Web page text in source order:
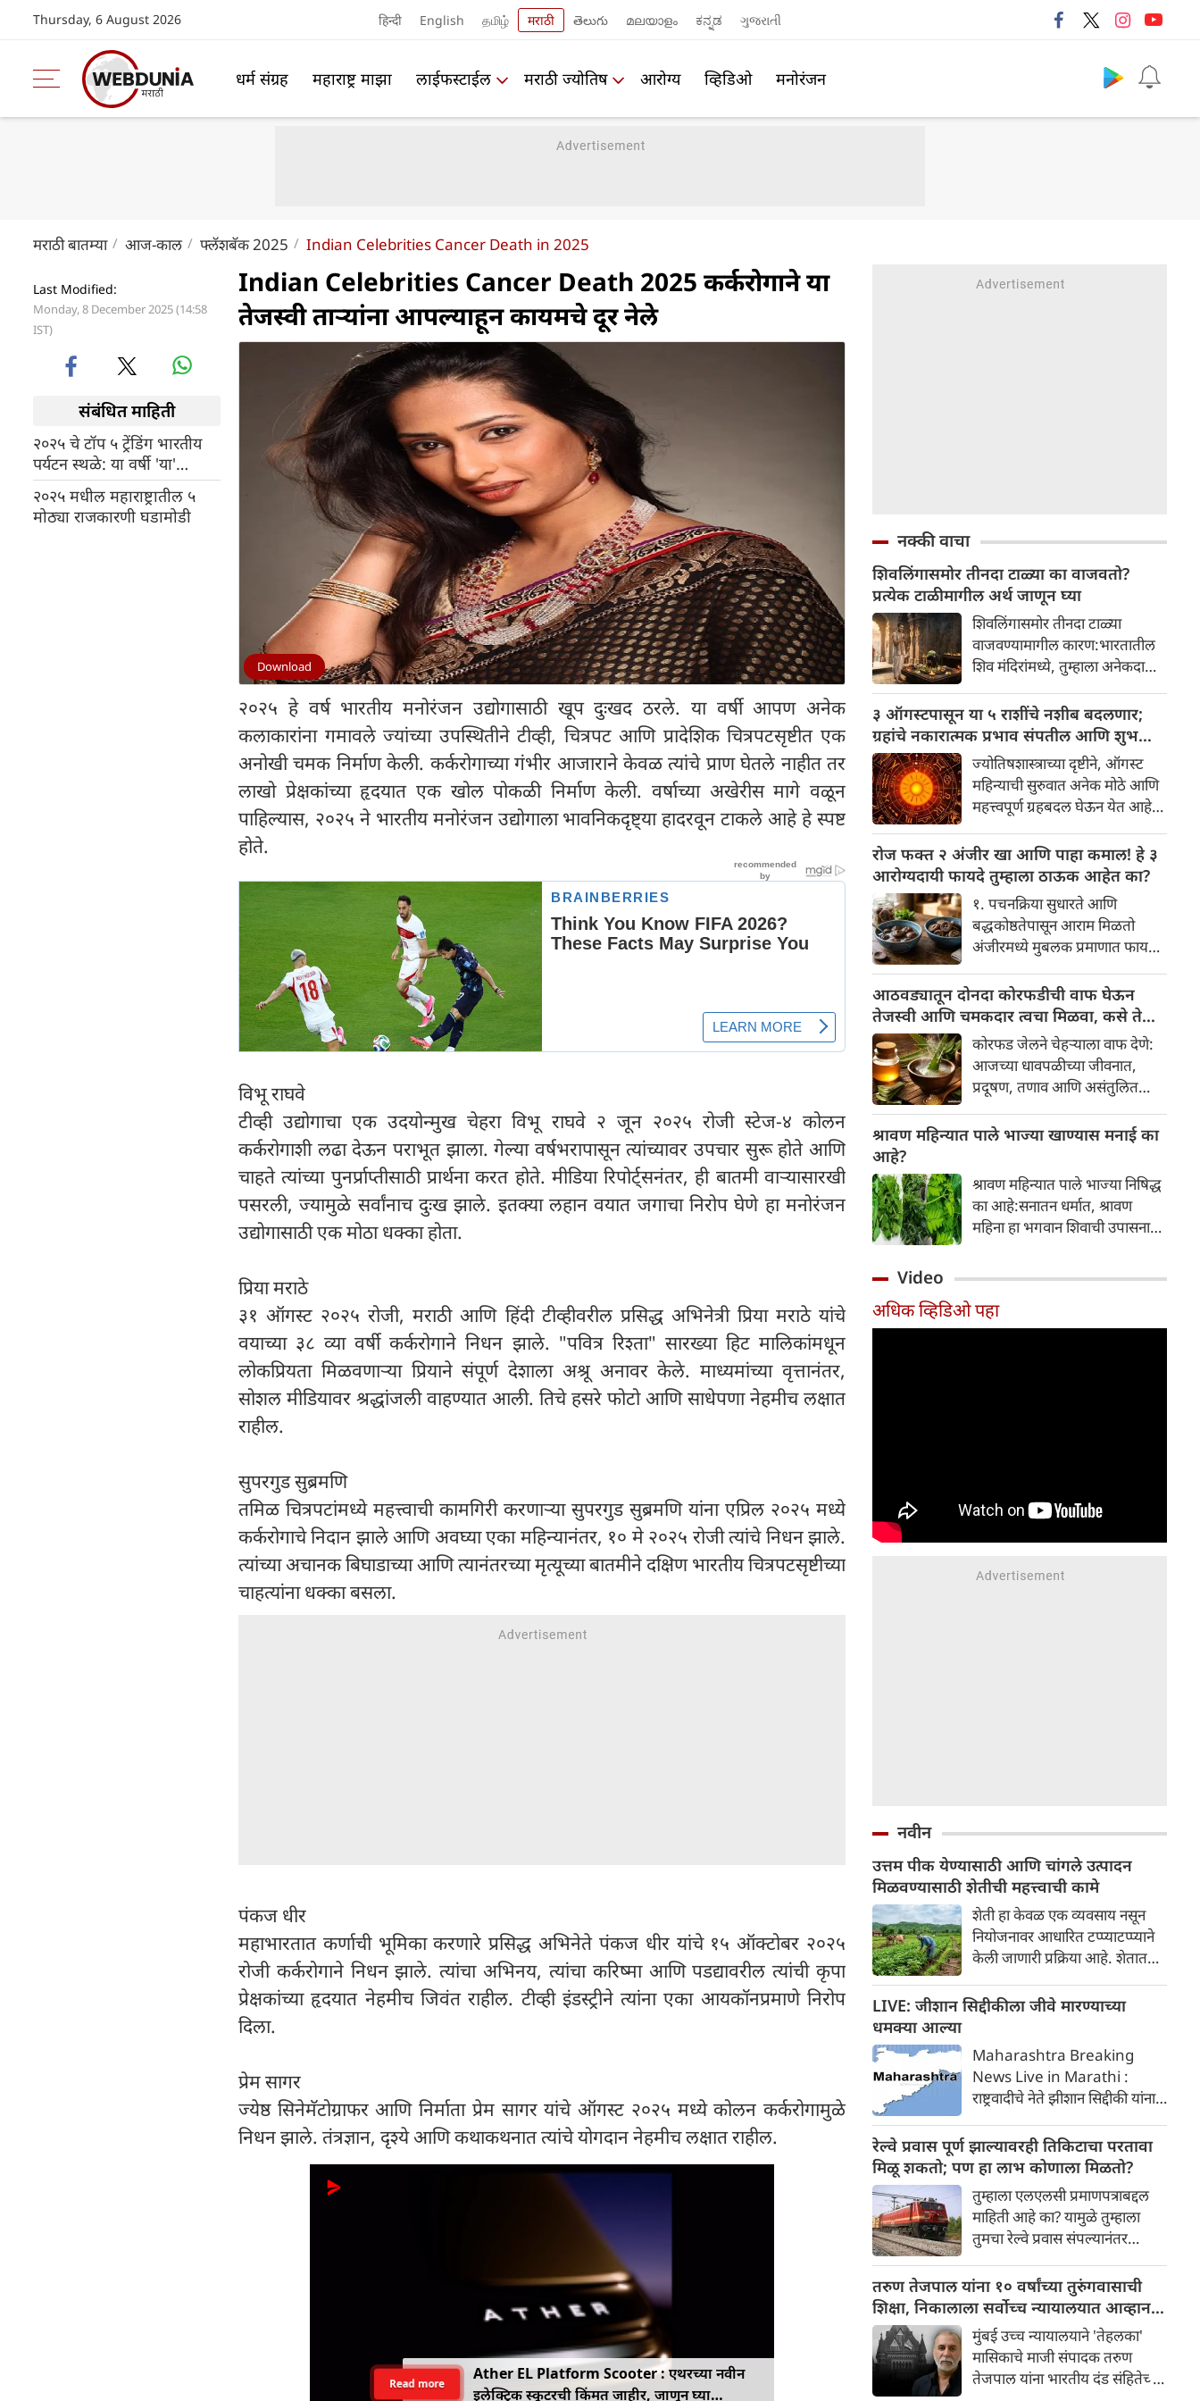
Thursday, 6 August 2026 हिन्दी English தமிழ் मराठी తెలుగు മലയാളം ಕನ್ನಡ ગુજરાતી
धर्म संग्रह महाराष्ट्र माझा लाईफस्टाईल मराठी ज्योतिष आरोग्य व्हिडिओ मनोरंजन
मराठी बातम्या आज-काल फ्लॅशबॅक 2025 Indian Celebrities Cancer Death in 2025
Last Modified:
Monday, 8 December 2025 (14:58
IST)
संबंधित माहिती
२०२५ चे टॉप ५ ट्रेंडिंग भारतीय
पर्यटन स्थळे: या वर्षी 'या'
ठिकाणी जायलाच हवं!
२०२५ मधील महाराष्ट्रातील ५
मोठ्या राजकारणी घडामोडी
Indian Celebrities Cancer Death 2025 कर्करोगाने या
तेजस्वी तार्‍यांना आपल्याहून कायमचे दूर नेले
Download
२०२५ हे वर्ष भारतीय मनोरंजन उद्योगासाठी खूप दुःखद ठरले. या वर्षी आपण अनेक
कलाकारांना गमावले ज्यांच्या उपस्थितीने टीव्ही, चित्रपट आणि प्रादेशिक चित्रपटसृष्टीत एक
अनोखी चमक निर्माण केली. कर्करोगाच्या गंभीर आजाराने केवळ त्यांचे प्राण घेतले नाहीत तर
लाखो प्रेक्षकांच्या हृदयात एक खोल पोकळी निर्माण केली. वर्षाच्या अखेरीस मागे वळून
पाहिल्यास, २०२५ ने भारतीय मनोरंजन उद्योगाला भावनिकदृष्ट्या हादरवून टाकले आहे हे स्पष्ट
होते.
विभू राघवे
टीव्ही उद्योगाचा एक उदयोन्मुख चेहरा विभू राघवे २ जून २०२५ रोजी स्टेज-४ कोलन
कर्करोगाशी लढा देऊन पराभूत झाला. गेल्या वर्षभरापासून त्यांच्यावर उपचार सुरू होते आणि
चाहते त्यांच्या पुनर्प्राप्तीसाठी प्रार्थना करत होते. मीडिया रिपोर्ट्सनंतर, ही बातमी वाऱ्यासारखी
पसरली, ज्यामुळे सर्वांनाच दुःख झाले. इतक्या लहान वयात जगाचा निरोप घेणे हा मनोरंजन
उद्योगासाठी एक मोठा धक्का होता.
प्रिया मराठे
३१ ऑगस्ट २०२५ रोजी, मराठी आणि हिंदी टीव्हीवरील प्रसिद्ध अभिनेत्री प्रिया मराठे यांचे
वयाच्या ३८ व्या वर्षी कर्करोगाने निधन झाले. "पवित्र रिश्ता" सारख्या हिट मालिकांमधून
लोकप्रियता मिळवणाऱ्या प्रियाने संपूर्ण देशाला अश्रू अनावर केले. माध्यमांच्या वृत्तानंतर,
सोशल मीडियावर श्रद्धांजली वाहण्यात आली. तिचे हसरे फोटो आणि साधेपणा नेहमीच लक्षात
राहील.
सुपरगुड सुब्रमणि
तमिळ चित्रपटांमध्ये महत्त्वाची कामगिरी करणाऱ्या सुपरगुड सुब्रमणि यांना एप्रिल २०२५ मध्ये
कर्करोगाचे निदान झाले आणि अवघ्या एका महिन्यानंतर, १० मे २०२५ रोजी त्यांचे निधन झाले.
त्यांच्या अचानक बिघाडाच्या आणि त्यानंतरच्या मृत्यूच्या बातमीने दक्षिण भारतीय चित्रपटसृष्टीच्या
चाहत्यांना धक्का बसला.
पंकज धीर
महाभारतात कर्णाची भूमिका करणारे प्रसिद्ध अभिनेते पंकज धीर यांचे १५ ऑक्टोबर २०२५
रोजी कर्करोगाने निधन झाले. त्यांचा अभिनय, त्यांचा करिष्मा आणि पडद्यावरील त्यांची कृपा
प्रेक्षकांच्या हृदयात नेहमीच जिवंत राहील. टीव्ही इंडस्ट्रीने त्यांना एका आयकॉनप्रमाणे निरोप
दिला.
प्रेम सागर
ज्येष्ठ सिनेमॅटोग्राफर आणि निर्माता प्रेम सागर यांचे ऑगस्ट २०२५ मध्ये कोलन कर्करोगामुळे
निधन झाले. तंत्रज्ञान, दृश्ये आणि कथाकथनात त्यांचे योगदान नेहमीच लक्षात राहील.
Ather EL Platform Scooter : एथरच्या नवीन
इलेक्ट्रिक स्कूटरची किंमत जाहीर, जाणून घ्या
Read more
नक्की वाचा
शिवलिंगासमोर तीनदा टाळ्या का वाजवतो?
प्रत्येक टाळीमागील अर्थ जाणून घ्या
शिवलिंगासमोर तीनदा टाळ्या
वाजवण्यामागील कारण:भारतातील
शिव मंदिरांमध्ये, तुम्हाला अनेकदा
वाजवताना दिसतील. ही एक सामान्य
प्रथा आहे, पण तुम्ही कधी विचार
केला आहे का की यामागे काय रहस्य
आहे आणि प्रत्येक टाळीचा अर्थ काय
आहे? हा केवळ एक विधी नाही, तर
यामागे खोलवर रुजलेल्या पौराणिक
श्रद्धा, आध्यात्मिक अर्थ आणि काही
वैज्ञानिक तर्कदेखील आहेत. चला, या
अनोख्या परंपरेमागील अर्थ
सविस्तरपणे समजून घेऊया.
३ ऑगस्टपासून या ५ राशींचे नशीब बदलणार;
ग्रहांचे नकारात्मक प्रभाव संपतील आणि शुभ
दिवसांची सुरुवात होईलज्योतिषशास्त्राच्या दृष्टीने, ऑगस्ट
महिन्याची सुरुवात अनेक मोठे आणि
महत्त्वपूर्ण ग्रहबदल घेऊन येत आहे.
हालचाल अनेक राशींच्या जीवनात
सकारात्मक बदल घडवून आणणार
आहे. विशेषतः ३ ऑगस्ट रोजी एक
अत्यंत दुर्मिळ आणि फलदायी
ग्रहस्थिती (संयोग) तयार होत आहे.
या दिवशी तयार होणारे शुभ योग,
ग्रहांची स्थिती आणि या गोचरमुळे
ज्यांचे नशीब उजळणार आहे अशा
भाग्यवान राशींबद्दल आपण जाणून
घेऊया!
रोज फक्त २ अंजीर खा आणि पाहा कमाल! हे ३
आरोग्यदायी फायदे तुम्हाला ठाऊक आहेत का?
१. पचनक्रिया सुधारते आणि
बद्धकोष्ठतेपासून आराम मिळतो
अंजीरमध्ये मुबलक प्रमाणात फायबर
बद्धकोष्ठता, गॅस किंवा अपचनाचा
त्रास होत असेल, तर अंजीर
तुमच्यासाठी वरदान ठरू शकते. हे
आतड्यांची स्वच्छता ठेवण्यास मदत
करते. पचनसंस्था मजबूत करून पोट
साफ होण्यास मदत करते.
आठवड्यातून दोनदा कोरफडीची वाफ घेऊन
तेजस्वी आणि चमकदार त्वचा मिळवा, कसे ते
जाणून घ्या
कोरफड जेलने चेहऱ्याला वाफ देणे:
आजच्या धावपळीच्या जीवनात,
प्रदूषण, तणाव आणि असंतुलित
नकारात्मक परिणाम होऊ शकतो.
होते, ज्यामुळे निस्तेजपणा, मुरुमे
आणि ब्लॅकहेड्स यांसारख्या समस्या
निर्माण होतात.
श्रावण महिन्यात पाले भाज्या खाण्यास मनाई का
आहे?
श्रावण महिन्यात पाले भाज्या निषिद्ध
का आहे:सनातन धर्मात, श्रावण
महिना हा भगवान शिवाची उपासना
दानधर्म आणि सात्विक जीवनशैलीचे
पालन करतात.
Video
अधिक व्हिडिओ पहा
नवीन
उत्तम पीक येण्यासाठी आणि चांगले उत्पादन
मिळवण्यासाठी शेतीची महत्त्वाची कामे
शेती हा केवळ एक व्यवसाय नसून
नियोजनावर आधारित टप्प्याटप्प्याने
केली जाणारी प्रक्रिया आहे. शेतात
उत्पादन मिळवण्यासाठी वर्षभरात
अनेक महत्त्वाची कामे करावी
कामांचे वर्गीकरण मुख्यत्वे ४ मुख्य
टप्प्यांमध्ये केले जाते:
LIVE: जीशान सिद्दीकीला जीवे मारण्याच्या
धमक्या आल्या
Maharashtra Breaking
News Live in Marathi :
राष्ट्रवादीचे नेते झीशान सिद्दीकी यांना
मारण्याची धमकी देण्यात आली आहे.
आरोपी गँगस्टर झीशान अख्तरने
वडील बाबा सिद्दीकी यांच्या हत्येचा
उल्लेख केला आहे.
रेल्वे प्रवास पूर्ण झाल्यावरही तिकिटाचा परतावा
मिळू शकतो; पण हा लाभ कोणाला मिळतो?
तुम्हाला एलएलसी प्रमाणपत्राबद्दल
माहिती आहे का? यामुळे तुम्हाला
तुमचा रेल्वे प्रवास संपल्यानंतर
कधीकधी प्रतीक्षा यादीतील रेल्वे
तिकीट निश्चित न झाल्यामुळे, किंवा
कधीकधी रेल्वे रद्द झाल्यामुळे किंवा
उशीर झाल्यामुळे. अशा प्रकरणांमध्ये,
रेल्वे प्रवाशांना त्यांच्या तिकिटाचे पैसे
परत करते. पण तुम्हाला माहित आहे
तरुण तेजपाल यांना १० वर्षांच्या तुरुंगवासाची
शिक्षा, निकालाला सर्वोच्च न्यायालयात आव्हान
देणार
मुंबई उच्च न्यायालयाने 'तेहलका'
मासिकाचे माजी संपादक तरुण
तेजपाल यांना भारतीय दंड संहितेच्या